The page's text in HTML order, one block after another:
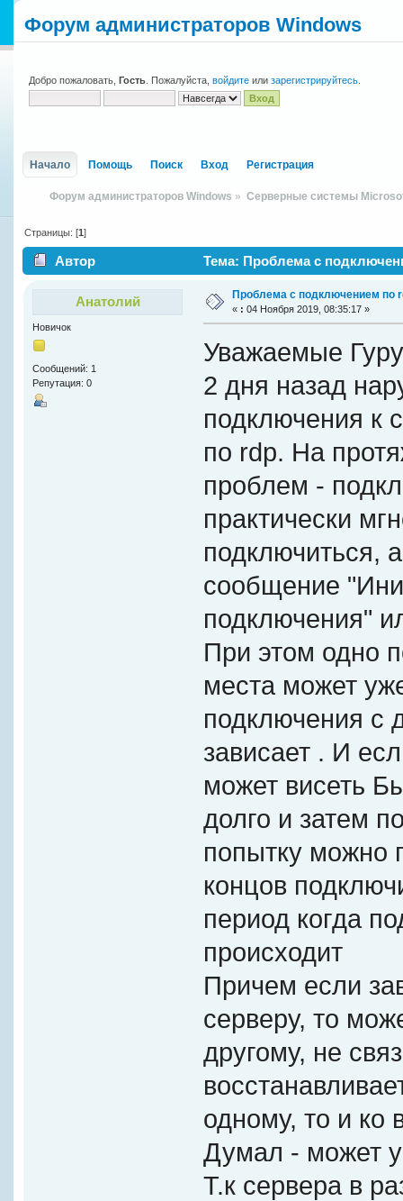
Форум администраторов Windows
Добро пожаловать, Гость . Пожалуйста, войдите или зарегистрируйтесь
Начало Помощь Поиск Вход Регистрация
Форум администраторов Windows » Серверные системы
Страницы: [1]
Автор Тема: Проблема с
Анатолий
Новичок
Сообщений: 1
Репутация: 0
Проблема с подключением по
« : 04 Ноября 2019, 08:35:17 »
Уважаемые
2 дня назад
подключения к
по rdp. На
проблем -
практически
подключиться,
сообщение
подключения"
При этом одно
места может
подключения с
зависает . И
может висеть
долго и затем
попытку можно
концов
период когда
происходит
Причем если
серверу, то
другому, не
одному, то и ко
Думал - может
Т.к сервера в